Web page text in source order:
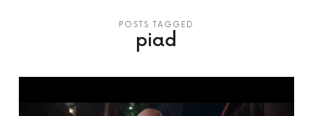
POSTS TAGGED
piad